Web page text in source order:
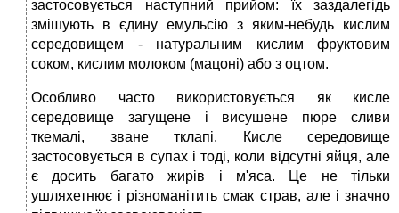
застосовується наступний прийом: їх заздалегідь
змішують в єдину емульсію з яким-небудь кислим
середовищем - натуральним кислим фруктовим
соком, кислим молоком (мацоні) або з оцтом.
Особливо часто використовується як кисле
середовище загущене і висушене пюре сливи
ткемалі, зване тклапі. Кисле середовище
застосовується в супах і тоді, коли відсутні яйця, але
є досить багато жирів і м'яса. Це не тільки
ушляхетнює і різноманітить смак страв, але і значно